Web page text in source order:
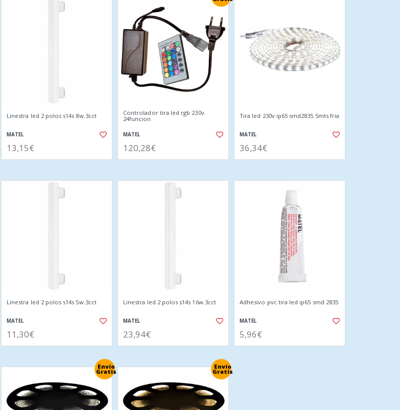
Linestra led 2 polos s14s 8w.3cct
MATEL
13,15€
Controlador tira led rgb 230v
24funcion
MATEL
120,28€
Tira led 230v ip65 smd2835 5mts fria
MATEL
36,34€
Linestra led 2 polos s14s 5w.3cct
MATEL
11,30€
Linestra led 2 polos s14s 16w.3cct
MATEL
23,94€
Adhesivo pvc tira led ip65 smd 2835
MATEL
5,96€
Envío
Gratis
Envío
Gratis